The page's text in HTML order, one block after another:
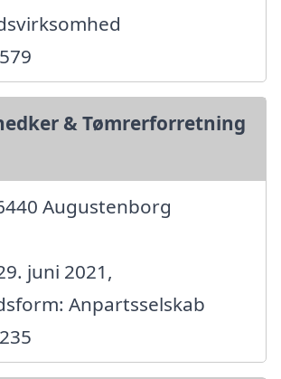
& Tømrerforretning
Augustenborg
juni 2021,
Anpartsselskab